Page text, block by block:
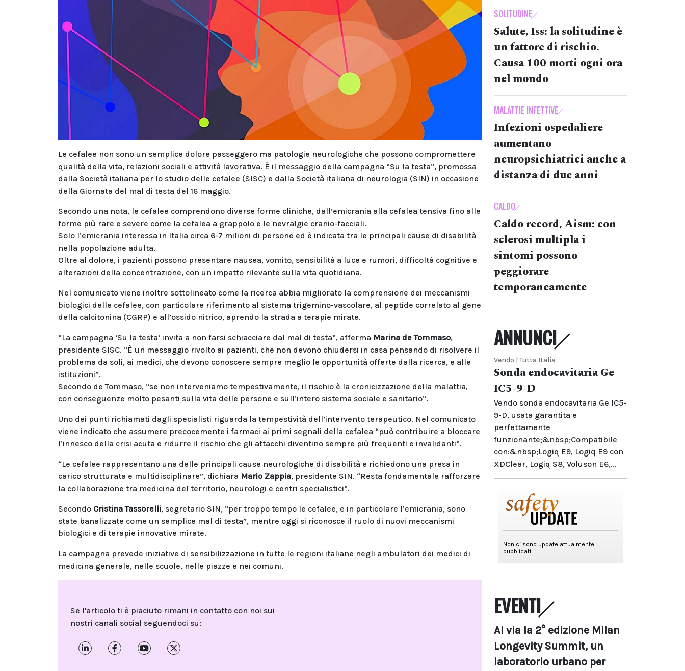
Le cefalee non sono un semplice dolore passeggero ma patologie neurologiche che possono compromettere
qualità della vita, relazioni sociali e attività lavorativa. È il messaggio della campagna “Su la testa”, promossa
dalla Società italiana per lo studio delle cefalee (SISC) e dalla Società italiana di neurologia (SIN) in occasione
della Giornata del mal di testa del 16 maggio.
Secondo una nota, le cefalee comprendono diverse forme cliniche, dall’emicrania alla cefalea tensiva fino alle
forme più rare e severe come la cefalea a grappolo e le nevralgie cranio-facciali.
Solo l’emicrania interessa in Italia circa 6-7 milioni di persone ed è indicata tra le principali cause di disabilità
nella popolazione adulta.
Oltre al dolore, i pazienti possono presentare nausea, vomito, sensibilità a luce e rumori, difficoltà cognitive e
alterazioni della concentrazione, con un impatto rilevante sulla vita quotidiana.
Nel comunicato viene inoltre sottolineato come la ricerca abbia migliorato la comprensione dei meccanismi
biologici delle cefalee, con particolare riferimento al sistema trigemino-vascolare, al peptide correlato al gene
della calcitonina (CGRP) e all’ossido nitrico, aprendo la strada a terapie mirate.
“La campagna ‘Su la testa’ invita a non farsi schiacciare dal mal di testa”, afferma Marina de Tommaso,
presidente SISC. “È un messaggio rivolto ai pazienti, che non devono chiudersi in casa pensando di risolvere il
problema da soli, ai medici, che devono conoscere sempre meglio le opportunità offerte dalla ricerca, e alle
istituzioni”.
Secondo de Tommaso, “se non interveniamo tempestivamente, il rischio è la cronicizzazione della malattia,
con conseguenze molto pesanti sulla vita delle persone e sull’intero sistema sociale e sanitario”.
Uno dei punti richiamati dagli specialisti riguarda la tempestività dell’intervento terapeutico. Nel comunicato
viene indicato che assumere precocemente i farmaci ai primi segnali della cefalea “può contribuire a bloccare
l’innesco della crisi acuta e ridurre il rischio che gli attacchi diventino sempre più frequenti e invalidanti”.
“Le cefalee rappresentano una delle principali cause neurologiche di disabilità e richiedono una presa in
carico strutturata e multidisciplinare”, dichiara Mario Zappia, presidente SIN. “Resta fondamentale rafforzare
la collaborazione tra medicina del territorio, neurologi e centri specialistici”.
Secondo Cristina Tassorelli, segretario SIN, “per troppo tempo le cefalee, e in particolare l’emicrania, sono
state banalizzate come un semplice mal di testa”, mentre oggi si riconosce il ruolo di nuovi meccanismi
biologici e di terapie innovative mirate.
La campagna prevede iniziative di sensibilizzazione in tutte le regioni italiane negli ambulatori dei medici di
medicina generale, nelle scuole, nelle piazze e nei comuni.
Se l'articolo ti è piaciuto rimani in contatto con noi sui
nostri canali social seguendoci su:
SOLITUDINE
Salute, Iss: la solitudine è
un fattore di rischio.
Causa 100 morti ogni ora
nel mondo
MALATTIE INFETTIVE
Infezioni ospedaliere
aumentano
neuropsichiatrici anche a
distanza di due anni
CALDO
Caldo record, Aism: con
sclerosi multipla i
sintomi possono
peggiorare
temporaneamente
ANNUNCI
Vendo | Tutta Italia
Sonda endocavitaria Ge
IC5-9-D
Vendo sonda endocavitaria Ge IC5-
9-D, usata garantita e
perfettamente
funzionante;&nbsp;Compatibile
con:&nbsp;Logiq E9, Logiq E9 con
XDClear, Logiq S8, Voluson E6,...
EVENTI
Al via la 2° edizione Milan
Longevity Summit, un
laboratorio urbano per